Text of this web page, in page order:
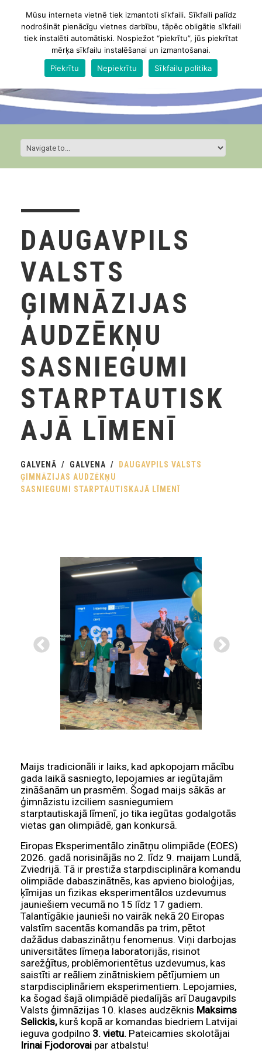
DAUGAVPILS
VALSTS
ĢIMNĀZIJAS
AUDZĒKŅU
SASNIEGUMI
STARPTAUTISK
AJĀ LĪMENĪ
GALVENĀ GALVENA
DAUGAVPILS VALSTS
ĢIMNĀZIJAS AUDZĒKŅU
SASNIEGUMI STARPTAUTISKAJĀ LĪMENĪ
Maijs tradicionāli ir laiks, kad apkopojam mācību
gada laikā sasniegto, lepojamies ar iegūtajām
zināšanām un prasmēm. Šogad maijs sākās ar
ģimnāzistu izciliem sasniegumiem
starptautiskajā līmenī, jo tika iegūtas godalgotās
vietas gan olimpiādē, gan konkursā.
Eiropas Eksperimentālo zinātņu olimpiāde (EOES)
2026. gadā norisinājās no 2. līdz 9. maijam Lundā,
Zviedrijā. Tā ir prestiža starpdisciplināra komandu
olimpiāde dabaszinātnēs, kas apvieno bioloģijas,
ķīmijas un fizikas eksperimentālos uzdevumus
jauniešiem vecumā no 15 līdz 17 gadiem.
Talantīgākie jaunieši no vairāk nekā 20 Eiropas
valstīm sacentās komandās pa trim, pētot
dažādus dabaszinātņu fenomenus. Viņi darbojas
universitātes līmeņa laboratorijās, risinot
sarežģītus, problēmorientētus uzdevumus, kas
saistīti ar reāliem zinātniskiem pētījumiem un
starpdisciplināriem eksperimentiem. Lepojamies,
ka šogad šajā olimpiādē piedalījās arī Daugavpils
Valsts ģimnāzijas 10. klases audzēknis Maksims
Selickis,kurš kopā ar komandas biedriem Latvijai
ieguva godpilno 3. vietu. Pateicamies skolotājai
Irinai Fjodorovai par atbalstu!
Mūsu interneta vietnē tiek izmantoti sīkfaili. Sīkfaili palīdz
nodrošināt pienācīgu vietnes darbību, tāpēc obligātie sīkfaili
tiek instalēti automātiski. Nospiežot “piekrītu”, jūs piekrītat
mērķa sīkfailu instalēšanai un izmantošanai.
Piekrītu
Nepiekrītu Sīkfailu politika